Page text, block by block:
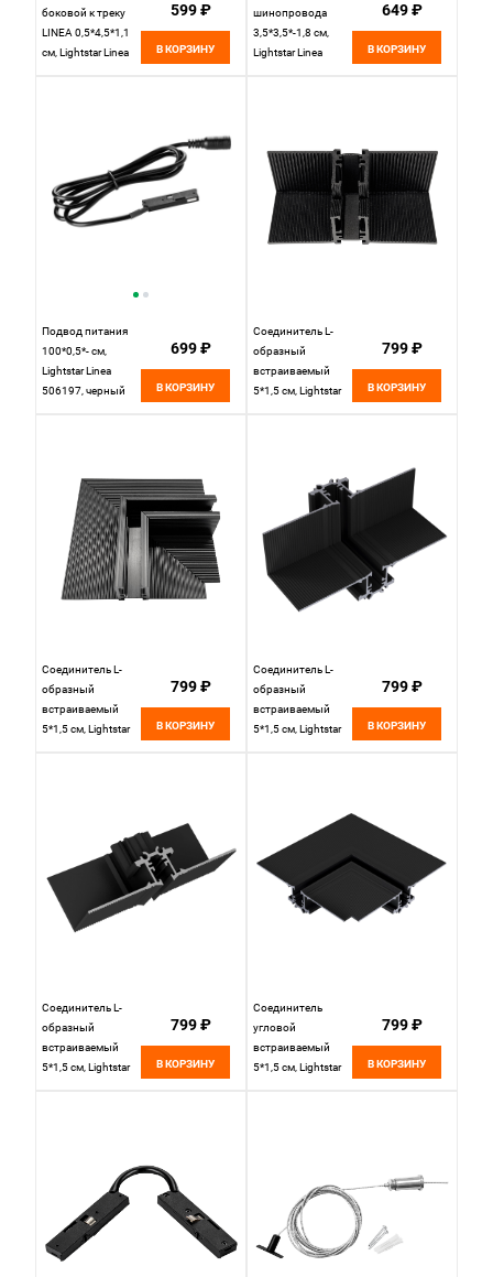
боковой к треку
LINEA 0,5*4,5*1,1
см, Lightstar Linea
599 ₽
В КОРЗИНУ
шинопровода
3,5*3,5*-1,8 см,
Lightstar Linea
649 ₽
В КОРЗИНУ
Подвод питания
100*0,5*- см,
Lightstar Linea
506197, черный
699 ₽
В КОРЗИНУ
Соединитель L-
образный
встраиваемый
5*1,5 см, Lightstar
799 ₽
В КОРЗИНУ
Соединитель L-
образный
встраиваемый
5*1,5 см, Lightstar
799 ₽
В КОРЗИНУ
Соединитель L-
образный
встраиваемый
5*1,5 см, Lightstar
799 ₽
В КОРЗИНУ
Соединитель L-
образный
встраиваемый
5*1,5 см, Lightstar
799 ₽
В КОРЗИНУ
Соединитель
угловой
встраиваемый
5*1,5 см, Lightstar
799 ₽
В КОРЗИНУ